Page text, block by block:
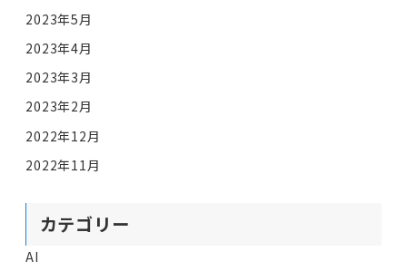
2023年5月
2023年4月
2023年3月
2023年2月
2022年12月
2022年11月
カテゴリー
AI